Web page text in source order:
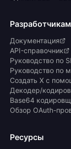
Разработчикам
Документация
API-справочник
Руководство по
Руководство по
Создать X с
Декодер/
Base64
Обзор OAuth-
Ресурсы